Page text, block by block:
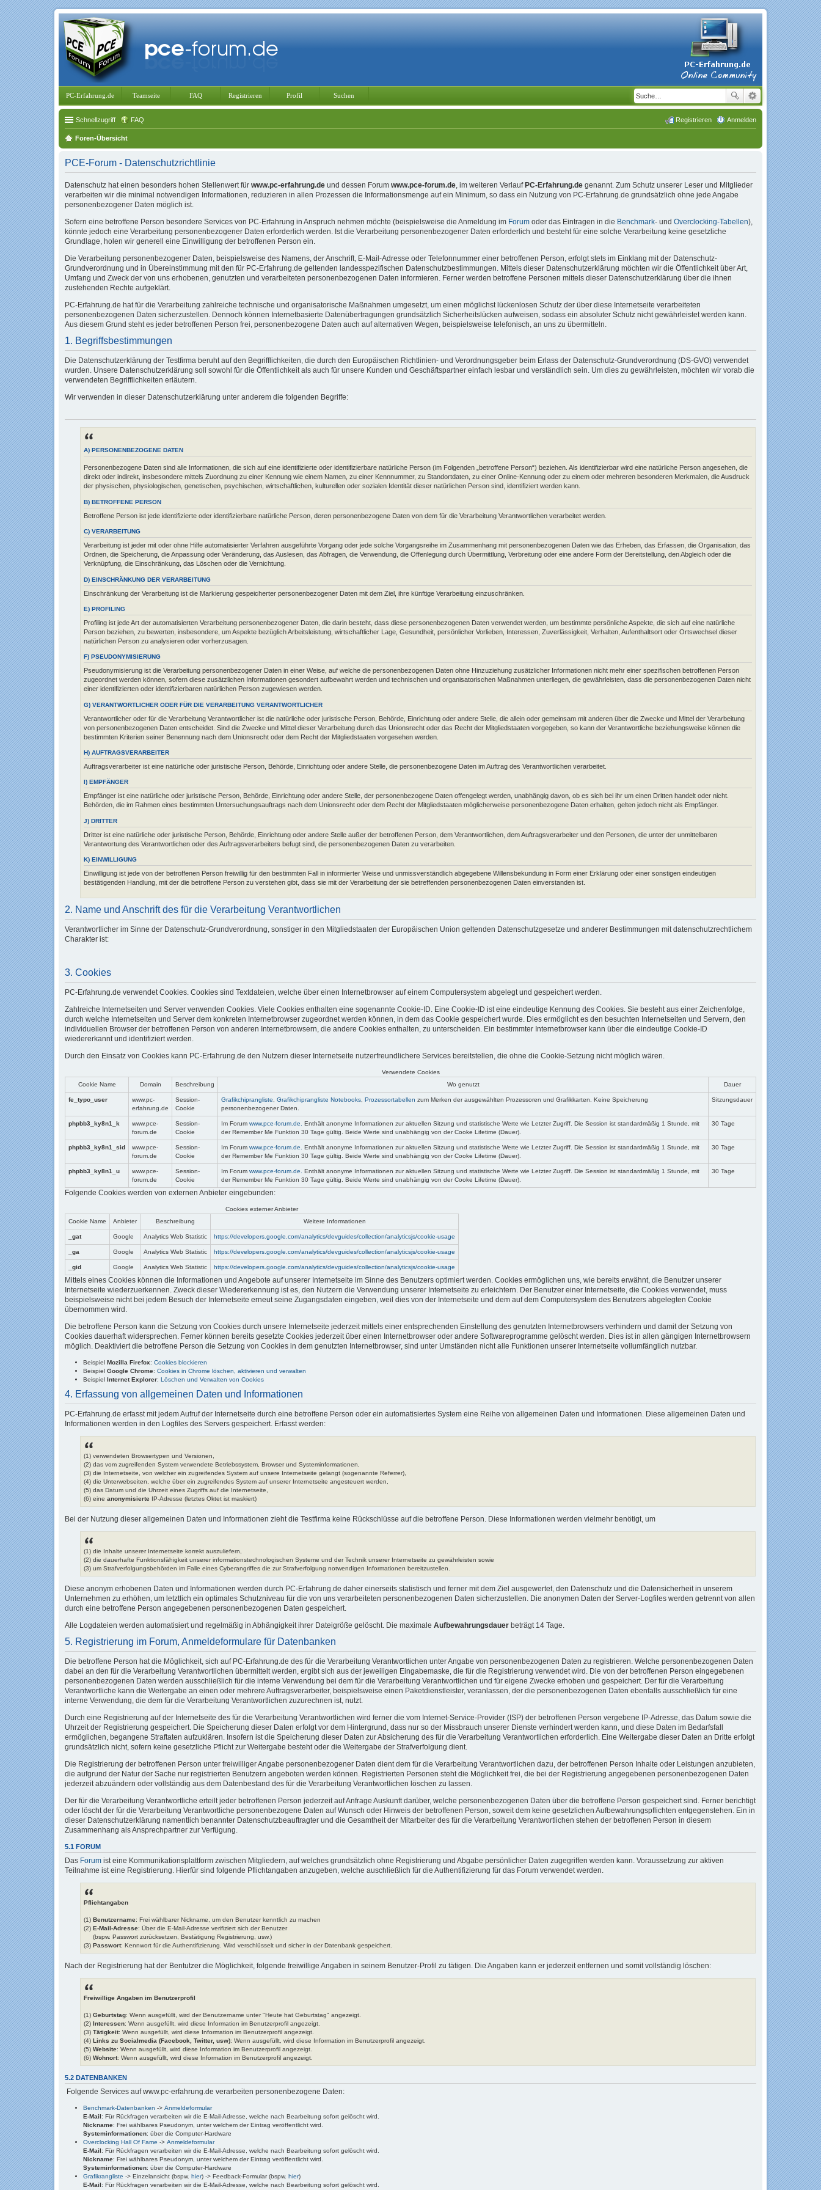
PC-Erfahrung.de Teamseite FAQ Registrieren Profil Suchen
Schnellzugriff FAQ Anmelden
Registrieren
Foren-Übersicht
PCE-Forum - Datenschutzrichtlinie
Datenschutz hat einen besonders hohen Stellenwert für www.pc-erfahrung.de und dessen Forum www.pce-forum.de, im weiteren Verlauf PC-Erfahrung.de genannt. Zum Schutz unserer Leser und Mitglieder
verarbeiten wir die minimal notwendigen Informationen, reduzieren in allen Prozessen die Informationsmenge auf ein Minimum, so dass ein Nutzung von PC-Erfahrung.de grundsätzlich ohne jede Angabe
personenbezogener Daten möglich ist.
Sofern eine betroffene Person besondere Services von PC-Erfahrung in Anspruch nehmen möchte (beispielsweise die Anmeldung im Forum oder das Eintragen in die Benchmark- und Overclocking-Tabellen),
könnte jedoch eine Verarbeitung personenbezogener Daten erforderlich werden. Ist die Verarbeitung personenbezogener Daten erforderlich und besteht für eine solche Verarbeitung keine gesetzliche
Grundlage, holen wir generell eine Einwilligung der betroffenen Person ein.
Die Verarbeitung personenbezogener Daten, beispielsweise des Namens, der Anschrift, E-Mail-Adresse oder Telefonnummer einer betroffenen Person, erfolgt stets im Einklang mit der Datenschutz-
Grundverordnung und in Übereinstimmung mit den für PC-Erfahrung.de geltenden landesspezifischen Datenschutzbestimmungen. Mittels dieser Datenschutzerklärung möchten wir die Öffentlichkeit über Art,
Umfang und Zweck der von uns erhobenen, genutzten und verarbeiteten personenbezogenen Daten informieren. Ferner werden betroffene Personen mittels dieser Datenschutzerklärung über die ihnen
zustehenden Rechte aufgeklärt.
PC-Erfahrung.de hat für die Verarbeitung zahlreiche technische und organisatorische Maßnahmen umgesetzt, um einen möglichst lückenlosen Schutz der über diese Internetseite verarbeiteten
personenbezogenen Daten sicherzustellen. Dennoch können Internetbasierte Datenübertragungen grundsätzlich Sicherheitslücken aufweisen, sodass ein absoluter Schutz nicht gewährleistet werden kann.
Aus diesem Grund steht es jeder betroffenen Person frei, personenbezogene Daten auch auf alternativen Wegen, beispielsweise telefonisch, an uns zu übermitteln.
1. Begriffsbestimmungen
Die Datenschutzerklärung der Testfirma beruht auf den Begrifflichkeiten, die durch den Europäischen Richtlinien- und Verordnungsgeber beim Erlass der Datenschutz-Grundverordnung (DS-GVO) verwendet
wurden. Unsere Datenschutzerklärung soll sowohl für die Öffentlichkeit als auch für unsere Kunden und Geschäftspartner einfach lesbar und verständlich sein. Um dies zu gewährleisten, möchten wir vorab die
verwendeten Begrifflichkeiten erläutern.
Wir verwenden in dieser Datenschutzerklärung unter anderem die folgenden Begriffe:
A) PERSONENBEZOGENE DATEN
Personenbezogene Daten sind alle Informationen, die sich auf eine identifizierte oder identifizierbare natürliche Person (im Folgenden „betroffene Person“) beziehen. Als identifizierbar wird eine natürliche Person angesehen, die
direkt oder indirekt, insbesondere mittels Zuordnung zu einer Kennung wie einem Namen, zu einer Kennnummer, zu Standortdaten, zu einer Online-Kennung oder zu einem oder mehreren besonderen Merkmalen, die Ausdruck
der physischen, physiologischen, genetischen, psychischen, wirtschaftlichen, kulturellen oder sozialen Identität dieser natürlichen Person sind, identifiziert werden kann.
B) BETROFFENE PERSON
Betroffene Person ist jede identifizierte oder identifizierbare natürliche Person, deren personenbezogene Daten von dem für die Verarbeitung Verantwortlichen verarbeitet werden.
C) VERARBEITUNG
Verarbeitung ist jeder mit oder ohne Hilfe automatisierter Verfahren ausgeführte Vorgang oder jede solche Vorgangsreihe im Zusammenhang mit personenbezogenen Daten wie das Erheben, das Erfassen, die Organisation, das
Ordnen, die Speicherung, die Anpassung oder Veränderung, das Auslesen, das Abfragen, die Verwendung, die Offenlegung durch Übermittlung, Verbreitung oder eine andere Form der Bereitstellung, den Abgleich oder die
Verknüpfung, die Einschränkung, das Löschen oder die Vernichtung.
D) EINSCHRÄNKUNG DER VERARBEITUNG
Einschränkung der Verarbeitung ist die Markierung gespeicherter personenbezogener Daten mit dem Ziel, ihre künftige Verarbeitung einzuschränken.
E) PROFILING
Profiling ist jede Art der automatisierten Verarbeitung personenbezogener Daten, die darin besteht, dass diese personenbezogenen Daten verwendet werden, um bestimmte persönliche Aspekte, die sich auf eine natürliche
Person beziehen, zu bewerten, insbesondere, um Aspekte bezüglich Arbeitsleistung, wirtschaftlicher Lage, Gesundheit, persönlicher Vorlieben, Interessen, Zuverlässigkeit, Verhalten, Aufenthaltsort oder Ortswechsel dieser
natürlichen Person zu analysieren oder vorherzusagen.
F) PSEUDONYMISIERUNG
Pseudonymisierung ist die Verarbeitung personenbezogener Daten in einer Weise, auf welche die personenbezogenen Daten ohne Hinzuziehung zusätzlicher Informationen nicht mehr einer spezifischen betroffenen Person
zugeordnet werden können, sofern diese zusätzlichen Informationen gesondert aufbewahrt werden und technischen und organisatorischen Maßnahmen unterliegen, die gewährleisten, dass die personenbezogenen Daten nicht
einer identifizierten oder identifizierbaren natürlichen Person zugewiesen werden.
G) VERANTWORTLICHER ODER FÜR DIE VERARBEITUNG VERANTWORTLICHER
Verantwortlicher oder für die Verarbeitung Verantwortlicher ist die natürliche oder juristische Person, Behörde, Einrichtung oder andere Stelle, die allein oder gemeinsam mit anderen über die Zwecke und Mittel der Verarbeitung
von personenbezogenen Daten entscheidet. Sind die Zwecke und Mittel dieser Verarbeitung durch das Unionsrecht oder das Recht der Mitgliedstaaten vorgegeben, so kann der Verantwortliche beziehungsweise können die
bestimmten Kriterien seiner Benennung nach dem Unionsrecht oder dem Recht der Mitgliedstaaten vorgesehen werden.
H) AUFTRAGSVERARBEITER
Auftragsverarbeiter ist eine natürliche oder juristische Person, Behörde, Einrichtung oder andere Stelle, die personenbezogene Daten im Auftrag des Verantwortlichen verarbeitet.
I) EMPFÄNGER
Empfänger ist eine natürliche oder juristische Person, Behörde, Einrichtung oder andere Stelle, der personenbezogene Daten offengelegt werden, unabhängig davon, ob es sich bei ihr um einen Dritten handelt oder nicht.
Behörden, die im Rahmen eines bestimmten Untersuchungsauftrags nach dem Unionsrecht oder dem Recht der Mitgliedstaaten möglicherweise personenbezogene Daten erhalten, gelten jedoch nicht als Empfänger.
J) DRITTER
Dritter ist eine natürliche oder juristische Person, Behörde, Einrichtung oder andere Stelle außer der betroffenen Person, dem Verantwortlichen, dem Auftragsverarbeiter und den Personen, die unter der unmittelbaren
Verantwortung des Verantwortlichen oder des Auftragsverarbeiters befugt sind, die personenbezogenen Daten zu verarbeiten.
K) EINWILLIGUNG
Einwilligung ist jede von der betroffenen Person freiwillig für den bestimmten Fall in informierter Weise und unmissverständlich abgegebene Willensbekundung in Form einer Erklärung oder einer sonstigen eindeutigen
bestätigenden Handlung, mit der die betroffene Person zu verstehen gibt, dass sie mit der Verarbeitung der sie betreffenden personenbezogenen Daten einverstanden ist.
2. Name und Anschrift des für die Verarbeitung Verantwortlichen
Verantwortlicher im Sinne der Datenschutz-Grundverordnung, sonstiger in den Mitgliedstaaten der Europäischen Union geltenden Datenschutzgesetze und anderer Bestimmungen mit datenschutzrechtlichem
Charakter ist:
3. Cookies
PC-Erfahrung.de verwendet Cookies. Cookies sind Textdateien, welche über einen Internetbrowser auf einem Computersystem abgelegt und gespeichert werden.
Zahlreiche Internetseiten und Server verwenden Cookies. Viele Cookies enthalten eine sogenannte Cookie-ID. Eine Cookie-ID ist eine eindeutige Kennung des Cookies. Sie besteht aus einer Zeichenfolge,
durch welche Internetseiten und Server dem konkreten Internetbrowser zugeordnet werden können, in dem das Cookie gespeichert wurde. Dies ermöglicht es den besuchten Internetseiten und Servern, den
individuellen Browser der betroffenen Person von anderen Internetbrowsern, die andere Cookies enthalten, zu unterscheiden. Ein bestimmter Internetbrowser kann über die eindeutige Cookie-ID
wiedererkannt und identifiziert werden.
Durch den Einsatz von Cookies kann PC-Erfahrung.de den Nutzern dieser Internetseite nutzerfreundlichere Services bereitstellen, die ohne die Cookie-Setzung nicht möglich wären.
Verwendete Cookies
Cookie Name
Domain Beschreibung Wo genutzt Dauer
fe_typo_user
www.pc-
erfahrung.de
Session-
Cookie
Grafikchiprangliste Grafikchiprangliste Notebooks Prozessortabellen zum Merken der ausgewählten Prozessoren und Grafikkarten. Keine Speicherung
personenbezogener Daten.
Sitzungsdauer
phpbb3_ky8n1_k
www.pce-
forum.de
Session-
Cookie
Im Forum www.pce-forum.de.
Enthält anonyme Informationen zur aktuellen Sitzung und statistische Werte wie Letzter Zugriff. Die Session ist standardmäßig 1 Stunde, mit
der Remember Me Funktion 30 Tage gültig. Beide Werte sind unabhängig von der Cooke Lifetime (Dauer).
30 Tage
phpbb3_ky8n1_sid
www.pce-
forum.de
Session-
Cookie
Im Forum www.pce-forum.de.
Enthält anonyme Informationen zur aktuellen Sitzung und statistische Werte wie Letzter Zugriff. Die Session ist standardmäßig 1 Stunde, mit
der Remember Me Funktion 30 Tage gültig. Beide Werte sind unabhängig von der Cooke Lifetime (Dauer).
30 Tage
phpbb3_ky8n1_u
www.pce-
forum.de
Session-
Cookie
Im Forum www.pce-forum.de.
Enthält anonyme Informationen zur aktuellen Sitzung und statistische Werte wie Letzter Zugriff. Die Session ist standardmäßig 1 Stunde, mit
der Remember Me Funktion 30 Tage gültig. Beide Werte sind unabhängig von der Cooke Lifetime (Dauer).
30 Tage
Folgende Cookies werden von externen Anbieter eingebunden:
Cookies externer Anbieter
Cookie Name
Anbieter Beschreibung Weitere Informationen
_gat Google Analytics Web Statistic https://developers.google.com/analytics/devguides/collection/analyticsjs/cookie-usage
_ga Google Analytics Web Statistic https://developers.google.com/analytics/devguides/collection/analyticsjs/cookie-usage
_gid Google Analytics Web Statistic https://developers.google.com/analytics/devguides/collection/analyticsjs/cookie-usage
Mittels eines Cookies können die Informationen und Angebote auf unserer Internetseite im Sinne des Benutzers optimiert werden. Cookies ermöglichen uns, wie bereits erwähnt, die Benutzer unserer
Internetseite wiederzuerkennen. Zweck dieser Wiedererkennung ist es, den Nutzern die Verwendung unserer Internetseite zu erleichtern. Der Benutzer einer Internetseite, die Cookies verwendet, muss
beispielsweise nicht bei jedem Besuch der Internetseite erneut seine Zugangsdaten eingeben, weil dies von der Internetseite und dem auf dem Computersystem des Benutzers abgelegten Cookie
übernommen wird.
Die betroffene Person kann die Setzung von Cookies durch unsere Internetseite jederzeit mittels einer entsprechenden Einstellung des genutzten Internetbrowsers verhindern und damit der Setzung von
Cookies dauerhaft widersprechen. Ferner können bereits gesetzte Cookies jederzeit über einen Internetbrowser oder andere Softwareprogramme gelöscht werden. Dies ist in allen gängigen Internetbrowsern
möglich. Deaktiviert die betroffene Person die Setzung von Cookies in dem genutzten Internetbrowser, sind unter Umständen nicht alle Funktionen unserer Internetseite vollumfänglich nutzbar.
Beispiel Mozilla Firefox: Cookies blockieren
Beispiel Google Chrome: Cookies in Chrome löschen, aktivieren und verwalten
Beispiel Internet Explorer: Löschen und Verwalten von Cookies
4. Erfassung von allgemeinen Daten und Informationen
PC-Erfahrung.de erfasst mit jedem Aufruf der Internetseite durch eine betroffene Person oder ein automatisiertes System eine Reihe von allgemeinen Daten und Informationen. Diese allgemeinen Daten und
Informationen werden in den Logfiles des Servers gespeichert. Erfasst werden:
(1) verwendeten Browsertypen und Versionen,
(2) das vom zugreifenden System verwendete Betriebssystem, Browser und Systeminformationen,
(3) die Internetseite, von welcher ein zugreifendes System auf unsere Internetseite gelangt (sogenannte Referrer),
(4) die Unterwebseiten, welche über ein zugreifendes System auf unserer Internetseite angesteuert werden,
(5) das Datum und die Uhrzeit eines Zugriffs auf die Internetseite,
(6) eine anonymisierte IP-Adresse (letztes Oktet ist maskiert)
Bei der Nutzung dieser allgemeinen Daten und Informationen zieht die Testfirma keine Rückschlüsse auf die betroffene Person. Diese Informationen werden vielmehr benötigt, um
(1) die Inhalte unserer Internetseite korrekt auszuliefern,
(2) die dauerhafte Funktionsfähigkeit unserer informationstechnologischen Systeme und der Technik unserer Internetseite zu gewährleisten sowie
(3) um Strafverfolgungsbehörden im Falle eines Cyberangriffes die zur Strafverfolgung notwendigen Informationen bereitzustellen.
Diese anonym erhobenen Daten und Informationen werden durch PC-Erfahrung.de daher einerseits statistisch und ferner mit dem Ziel ausgewertet, den Datenschutz und die Datensicherheit in unserem
Unternehmen zu erhöhen, um letztlich ein optimales Schutzniveau für die von uns verarbeiteten personenbezogenen Daten sicherzustellen. Die anonymen Daten der Server-Logfiles werden getrennt von allen
durch eine betroffene Person angegebenen personenbezogenen Daten gespeichert.
Alle Logdateien werden automatisiert und regelmäßig in Abhängigkeit ihrer Dateigröße gelöscht. Die maximale Aufbewahrungsdauer beträgt 14 Tage.
5. Registrierung im Forum, Anmeldeformulare für Datenbanken
Die betroffene Person hat die Möglichkeit, sich auf PC-Erfahrung.de des für die Verarbeitung Verantwortlichen unter Angabe von personenbezogenen Daten zu registrieren. Welche personenbezogenen Daten
dabei an den für die Verarbeitung Verantwortlichen übermittelt werden, ergibt sich aus der jeweiligen Eingabemaske, die für die Registrierung verwendet wird. Die von der betroffenen Person eingegebenen
personenbezogenen Daten werden ausschließlich für die interne Verwendung bei dem für die Verarbeitung Verantwortlichen und für eigene Zwecke erhoben und gespeichert. Der für die Verarbeitung
Verantwortliche kann die Weitergabe an einen oder mehrere Auftragsverarbeiter, beispielsweise einen Paketdienstleister, veranlassen, der die personenbezogenen Daten ebenfalls ausschließlich für eine
interne Verwendung, die dem für die Verarbeitung Verantwortlichen zuzurechnen ist, nutzt.
Durch eine Registrierung auf der Internetseite des für die Verarbeitung Verantwortlichen wird ferner die vom Internet-Service-Provider (ISP) der betroffenen Person vergebene IP-Adresse, das Datum sowie die
Uhrzeit der Registrierung gespeichert. Die Speicherung dieser Daten erfolgt vor dem Hintergrund, dass nur so der Missbrauch unserer Dienste verhindert werden kann, und diese Daten im Bedarfsfall
ermöglichen, begangene Straftaten aufzuklären. Insofern ist die Speicherung dieser Daten zur Absicherung des für die Verarbeitung Verantwortlichen erforderlich. Eine Weitergabe dieser Daten an Dritte erfolgt
grundsätzlich nicht, sofern keine gesetzliche Pflicht zur Weitergabe besteht oder die Weitergabe der Strafverfolgung dient.
Die Registrierung der betroffenen Person unter freiwilliger Angabe personenbezogener Daten dient dem für die Verarbeitung Verantwortlichen dazu, der betroffenen Person Inhalte oder Leistungen anzubieten,
die aufgrund der Natur der Sache nur registrierten Benutzern angeboten werden können. Registrierten Personen steht die Möglichkeit frei, die bei der Registrierung angegebenen personenbezogenen Daten
jederzeit abzuändern oder vollständig aus dem Datenbestand des für die Verarbeitung Verantwortlichen löschen zu lassen.
Der für die Verarbeitung Verantwortliche erteilt jeder betroffenen Person jederzeit auf Anfrage Auskunft darüber, welche personenbezogenen Daten über die betroffene Person gespeichert sind. Ferner berichtigt
oder löscht der für die Verarbeitung Verantwortliche personenbezogene Daten auf Wunsch oder Hinweis der betroffenen Person, soweit dem keine gesetzlichen Aufbewahrungspflichten entgegenstehen. Ein in
dieser Datenschutzerklärung namentlich benannter Datenschutzbeauftragter und die Gesamtheit der Mitarbeiter des für die Verarbeitung Verantwortlichen stehen der betroffenen Person in diesem
Zusammenhang als Ansprechpartner zur Verfügung.
5.1 FORUM
Das Forum ist eine Kommunikationsplattform zwischen Mitgliedern, auf welches grundsätzlich ohne Registrierung und Abgabe persönlicher Daten zugegriffen werden kann. Voraussetzung zur aktiven
Teilnahme ist eine Registrierung. Hierfür sind folgende Pflichtangaben anzugeben, welche auschließlich für die Authentifizierung für das Forum verwendet werden.
Pflichtangaben
(1) Benutzername: Frei wählbarer Nickname, um den Benutzer kenntlich zu machen
(2) E-Mail-Adresse: Über die E-Mail-Adresse verifiziert sich der Benutzer
(bspw. Passwort zurücksetzen, Bestätigung Registrierung, usw.)
(3) Passwort: Kennwort für die Authentifizierung. Wird verschlüsselt und sicher in der Datenbank gespeichert.
Nach der Registrierung hat der Bentutzer die Möglichkeit, folgende freiwillige Angaben in seinem Benutzer-Profil zu tätigen. Die Angaben kann er jederzeit entfernen und somit vollständig löschen:
Freiwillige Angaben im Benutzerprofil
(1) Geburtstag: Wenn ausgefüllt, wird der Benutzername unter "Heute hat Geburtstag" angezeigt.
(2) Interessen: Wenn ausgefüllt, wird diese Information im Benutzerprofil angezeigt.
(3) Tätigkeit: Wenn ausgefüllt, wird diese Information im Benutzerprofil angezeigt.
(4) Links zu Socialmedia (Facebook, Twitter, usw): Wenn ausgefüllt, wird diese Information im Benutzerprofil angezeigt.
(5) Website: Wenn ausgefüllt, wird diese Information im Benutzerprofil angezeigt.
(6) Wohnort: Wenn ausgefüllt, wird diese Information im Benutzerprofil angezeigt.
5.2 DATENBANKEN
Folgende Services auf www.pc-erfahrung.de verarbeiten personenbezogene Daten:
Benchmark-Datenbanken -> Anmeldeformular
E-Mail: Für Rückfragen verarbeiten wir die E-Mail-Adresse, welche nach Bearbeitung sofort gelöscht wird.
Nickname: Frei wählbares Pseudonym, unter welchem der Eintrag veröffentlicht wird.
Systeminformationen: über die Computer-Hardware
Overclocking Hall Of Fame -> Anmeldeformular
E-Mail: Für Rückfragen verarbeiten wir die E-Mail-Adresse, welche nach Bearbeitung sofort gelöscht wird.
Nickname: Frei wählbares Pseudonym, unter welchem der Eintrag veröffentlicht wird.
Systeminformationen: über die Computer-Hardware
Grafikrangliste -> Einzelansicht (bspw. hier) -> Feedback-Formular (bspw. hier)
E-Mail: Für Rückfragen verarbeiten wir die E-Mail-Adresse, welche nach Bearbeitung sofort gelöscht wird.